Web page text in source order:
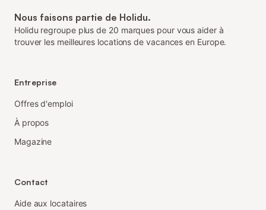
Nous faisons partie de Holidu.
Holidu regroupe plus de 20 marques pour vous aider à
trouver les meilleures locations de vacances en Europe.
Entreprise
Offres d'emploi
À propos
Magazine
Contact
Aide aux locataires